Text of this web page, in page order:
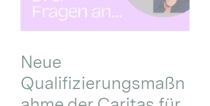
Neue
Qualifizierungsmaßn